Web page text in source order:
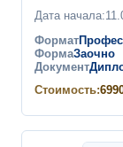
Дата начала:
Формат
ФормаЗаочно
Документ
Стоимость: